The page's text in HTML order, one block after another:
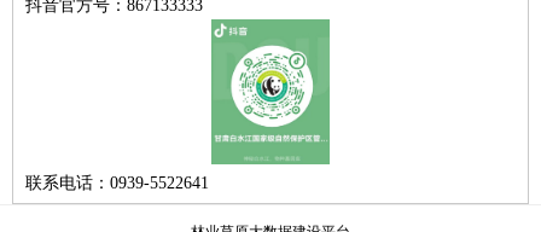
抖音官方号：867133333
联系电话：0939-5522641